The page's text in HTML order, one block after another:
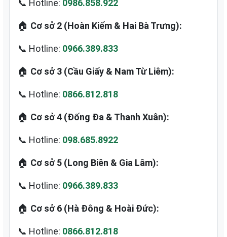
📞 Hotline: 0986.858.922
🏠 Cơ sở 2 (Hoàn Kiếm & Hai Bà Trưng):
📞 Hotline: 0966.389.833
🏠 Cơ sở 3 (Cầu Giấy & Nam Từ Liêm):
📞 Hotline: 0866.812.818
🏠 Cơ sở 4 (Đống Đa & Thanh Xuân):
📞 Hotline: 098.685.8922
🏠 Cơ sở 5 (Long Biên & Gia Lâm):
📞 Hotline: 0966.389.833
🏠 Cơ sở 6 (Hà Đông & Hoài Đức):
📞 Hotline: 0866.812.818